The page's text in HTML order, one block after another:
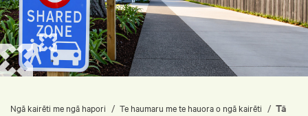
Ngā kairēti me ngā hapori / Te haumaru me te hauora o ngā kairēti / Tā